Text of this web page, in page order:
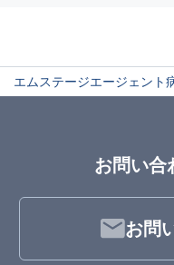
エムステージエージェント
お問い合
お問